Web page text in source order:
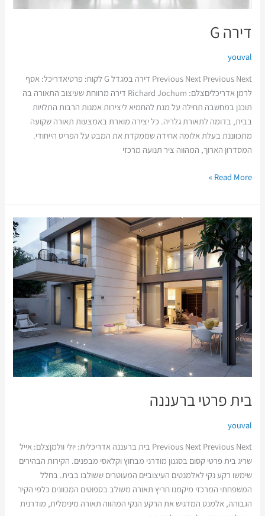
דירה G
youval
Previous Next Previous Next דירה במגדל G לקוח: פרטיאדריכל: אסף
לרמן אדריכליםצלם: Richard Jochum דירה מרווחת שעיצוב התאורה בה
תוכנן במחשבה תחילה על מנת להחמיא ליצירות אמנות הרבות התלויות
בבית, בדומה לתאורת גלריה. כל יצירה מוארת באמצעות תאורה שקועה
מתכווננת בעלת אלומה אחידה שממקדת את המבט על הפריט הייחודי.
המסדרון הארוך, המהווה ציר תנועה מרכזי
Read More »
בית פרטי ברעננה
youval
Previous Next Previous Next בית ברעננה אדריכלית: יולי וולמןצלם: אייל
שריג בית פרטי קסום בסגנון מודרני מבחוץ וקלאסי מבפנים. הקירות הבהירים
שימשו רקע נקי לאלמנטים העיצוביים המעוטרים ששולבו בבית. בחלל
המשפחתי המרכזי מיקמנו חריץ תאורה משולב בספוטים המכוונים כלפי הקיר
הגבוהה, אלמנט המדגיש את הרקע הנקי המהווה תאורה מינימלית, מודרנית
בית
פרטי
ברעננה